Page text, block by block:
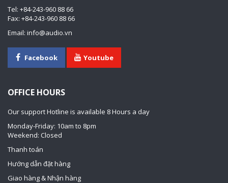
Tel: +84-243-960 88 66
Fax: +84-243-960 88 66
Email: info@audio.vn
Facebook Youtube
OFFICE HOURS
Our support Hotline is available 8 Hours a day
Monday-Friday: 10am to 8pm
Weekend: Closed
Thanh toán
Hướng dẫn đặt hàng
Giao hàng & Nhận hàng